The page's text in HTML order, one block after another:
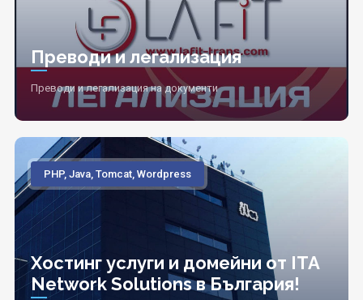
Преводи и легализация
Преводи и легализация на документи
PHP, Java, Tomcat, Wordpress
Хостинг услуги и домейни от ITA
Network Solutions в България!